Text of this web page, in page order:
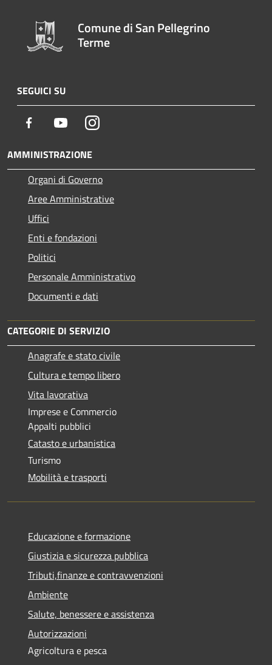
Comune di San Pellegrino
Terme
SEGUICI SU
Facebook YoutubeInstagram
AMMINISTRAZIONE
Organi di Governo
Aree Amministrative
Uffici
Enti e fondazioni
Politici
Personale Amministrativo
Documenti e dati
CATEGORIE DI SERVIZIO
Anagrafe e stato civile
Cultura e tempo libero
Vita lavorativa
Imprese e Commercio
Appalti pubblici
Catasto e urbanistica
Turismo
Mobilità e trasporti
Educazione e formazione
Giustizia e sicurezza pubblica
Tributi,finanze e contravvenzioni
Ambiente
Salute, benessere e assistenza
Autorizzazioni
Agricoltura e pesca